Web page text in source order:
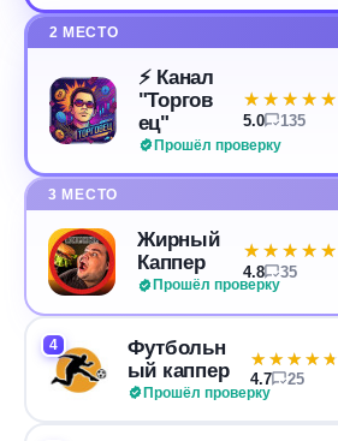
2 МЕСТО
⚡️ Канал
"Торгов
ец"
Прошёл проверку
★★★★★
★★★★★
5.0 135
3 МЕСТО
Жирный
Каппер
Прошёл проверку
★★★★★
★★★★★
4.8 35
4
Футбольн
ый каппер
Прошёл проверку
★★★★★
★★★★★
4.7 25